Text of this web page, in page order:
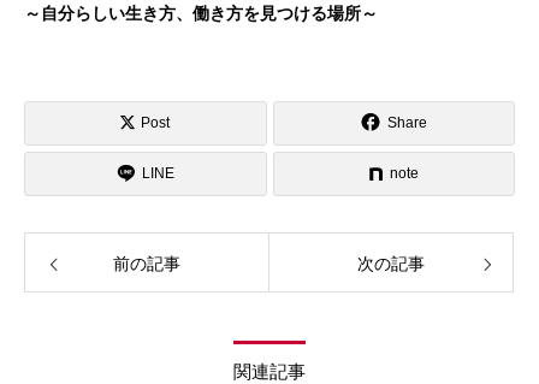
～自分らしい生き方、働き方を見つける場所～
Post Share
LINE note
前の記事 次の記事
関連記事